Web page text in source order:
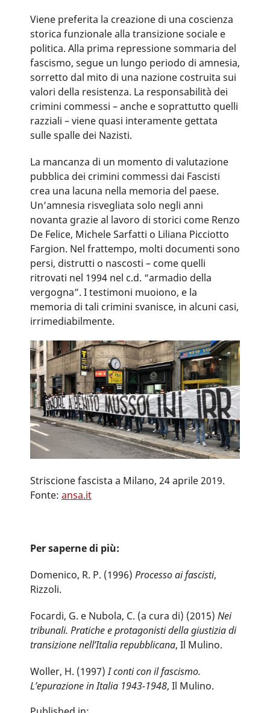
Viene preferita la creazione di una coscienza
storica funzionale alla transizione sociale e
politica. Alla prima repressione sommaria del
fascismo, segue un lungo periodo di amnesia,
sorretto dal mito di una nazione costruita sui
valori della resistenza. La responsabilità dei
crimini commessi – anche e soprattutto quelli
razziali – viene quasi interamente gettata
sulle spalle dei Nazisti.
La mancanza di un momento di valutazione
pubblica dei crimini commessi dai Fascisti
crea una lacuna nella memoria del paese.
Un’amnesia risvegliata solo negli anni
novanta grazie al lavoro di storici come Renzo
De Felice, Michele Sarfatti o Liliana Picciotto
Fargion. Nel frattempo, molti documenti sono
persi, distrutti o nascosti – come quelli
ritrovati nel 1994 nel c.d. “armadio della
vergogna”. I testimoni muoiono, e la
memoria di tali crimini svanisce, in alcuni casi,
irrimediabilmente.
Striscione fascista a Milano, 24 aprile 2019.
Fonte: ansa.it
Per saperne di più:
Domenico, R. P. (1996) Processo ai fascisti,
Rizzoli.
Focardi, G. e Nubola, C. (a cura di) (2015) Nei
tribunali. Pratiche e protagonisti della giustizia di
transizione nell’Italia repubblicana, Il Mulino.
Woller, H. (1997)I conti con il fascismo.
L’epurazione in Italia 1943-1948, Il Mulino.